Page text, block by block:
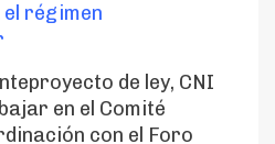
régimen
de ley, CNI
en el Comité
con el Foro